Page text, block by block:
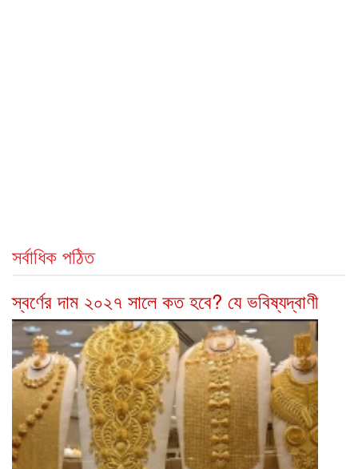
সর্বাধিক পঠিত
স্বর্ণের দাম ২০২৭ সালে কত হবে? যে ভবিষ্যদ্বাণী